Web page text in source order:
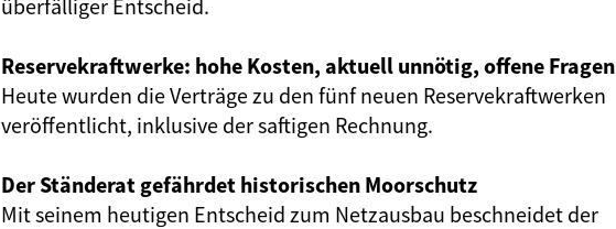
überfälliger Entscheid.
Reservekraftwerke: hohe Kosten, aktuell unnötig, offene Fragen
Heute wurden die Verträge zu den fünf neuen Reservekraftwerken
veröffentlicht, inklusive der saftigen Rechnung.
Der Ständerat gefährdet historischen Moorschutz
Mit seinem heutigen Entscheid zum Netzausbau beschneidet der